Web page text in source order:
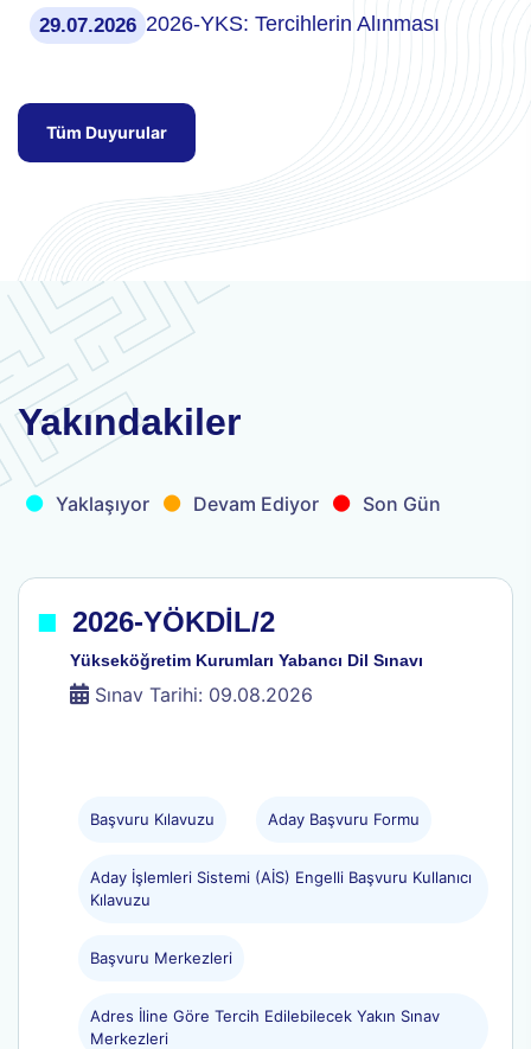
29.07.2026 2026-YKS: Tercihlerin Alınması
Tüm Duyurular
Yakındakiler
. Yaklaşıyor . Devam Ediyor . Son Gün
. 2026-YÖKDİL/2
Yükseköğretim Kurumları Yabancı Dil Sınavı
Sınav Tarihi: 09.08.2026
Başvuru Kılavuzu Aday Başvuru Formu
Aday İşlemleri Sistemi (AİS) Engelli Başvuru Kullanıcı
Kılavuzu
Başvuru Merkezleri
Adres İline Göre Tercih Edilebilecek Yakın Sınav
Merkezleri